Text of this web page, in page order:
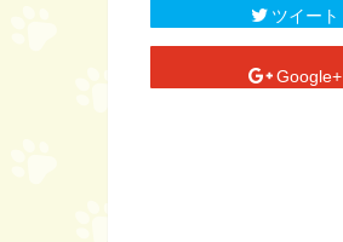
ツイート
Google+